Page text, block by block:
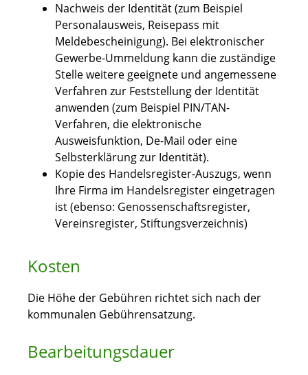
Nachweis der Identität (zum Beispiel
Personalausweis, Reisepass mit
Meldebescheinigung). Bei elektronischer
Gewerbe-Ummeldung kann die zuständige
Stelle weitere geeignete und angemessene
Verfahren zur Feststellung der Identität
anwenden (zum Beispiel PIN/TAN-
Verfahren, die elektronische
Ausweisfunktion, De-Mail oder eine
Selbsterklärung zur Identität).
Kopie des Handelsregister-Auszugs, wenn
Ihre Firma im Handelsregister eingetragen
ist (ebenso: Genossenschaftsregister,
Vereinsregister, Stiftungsverzeichnis)
Kosten
Die Höhe der Gebühren richtet sich nach der
kommunalen Gebührensatzung.
Bearbeitungsdauer